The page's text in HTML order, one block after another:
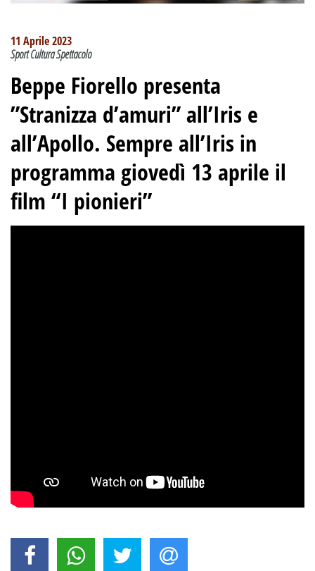
11 Aprile 2023
Sport Cultura Spettacolo
Beppe Fiorello presenta
”Stranizza d’amuri” all’Iris e
all’Apollo. Sempre all’Iris in
programma giovedì 13 aprile il
film “I pionieri”